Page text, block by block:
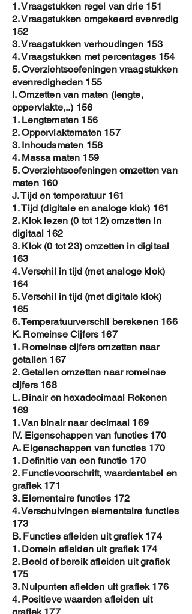
1. Vraagstukken regel van drie 151
2. Vraagstukken omgekeerd evenredig
152
3. Vraagstukken verhoudingen 153
4. Vraagstukken met percentages 154
5. Overzichtsoefeningen vraagstukken
evenredigheden 155
I. Omzetten van maten (lengte,
oppervlakte,..) 156
1. Lengtematen 156
2. Oppervlaktematen 157
3. Inhoudsmaten 158
4. Massa maten 159
5. Overzichtsoefeningen omzetten van
maten 160
J. Tijd en temperatuur 161
1. Tijd (digitale en analoge klok) 161
2. Klok lezen (0 tot 12) omzetten in
digitaal 162
3. Klok (0 tot 23) omzetten in digitaal
163
4. Verschil in tijd (met analoge klok)
164
5. Verschil in tijd (met digitale klok)
165
6. Temperatuurverschil berekenen 166
K. Romeinse Cijfers 167
1. Romeinse cijfers omzetten naar
getallen 167
2. Getallen omzetten naar romeinse
cijfers 168
L. Binair en hexadecimaal Rekenen
169
1. Van binair naar decimaal 169
IV. Eigenschappen van functies 170
A. Eigenschappen van functies 170
1. Definitie van een functie 170
2. Functievoorschrift, waardentabel en
grafiek 171
3. Elementaire functies 172
4. Verschuivingen elementaire functies
173
B. Functies afleiden uit grafiek 174
1. Domein afleiden uit grafiek 174
2. Beeld of bereik afleiden uit grafiek
175
3. Nulpunten afleiden uit grafiek 176
4. Positieve waarden afleiden uit